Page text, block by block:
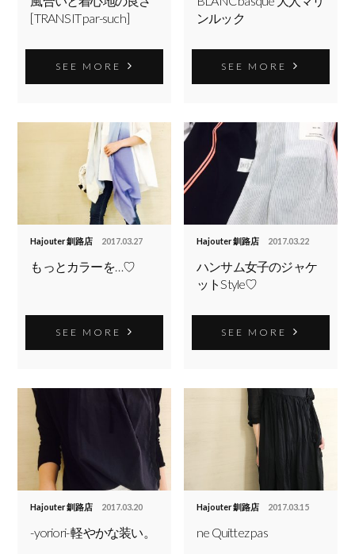
[TRANSIT par-such]
SEE MORE
ンルック
SEE MORE
Hajouter 釧路店 2017.03.27
もっとカラーを…♡
SEE MORE
Hajouter 釧路店 2017.03.22
ハンサム女子のジャケ
ットStyle♡
SEE MORE
Hajouter 釧路店 2017.03.20
-yoriori- 軽やかな装い。
Hajouter 釧路店 2017.03.15
ne Quittez pas